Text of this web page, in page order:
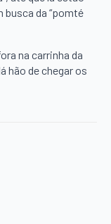
busca da “pomté
na carrinha da
hão de chegar os